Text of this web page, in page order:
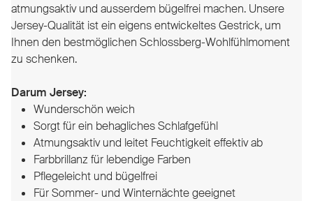
atmungsaktiv und ausserdem bügelfrei machen. Unsere
Jersey-Qualität ist ein eigens entwickeltes Gestrick, um
Ihnen den bestmöglichen Schlossberg-Wohlfühlmoment
zu schenken.
Darum Jersey:
Wunderschön weich
Sorgt für ein behagliches Schlafgefühl
Atmungsaktiv und leitet Feuchtigkeit effektiv ab
Farbbrillanz für lebendige Farben
Pflegeleicht und bügelfrei
Für Sommer- und Winternächte geeignet